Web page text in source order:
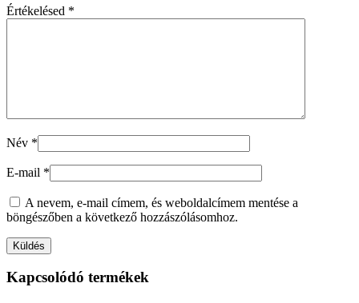
Értékelésed *
Név *
E-mail *
A nevem, e-mail címem, és weboldalcímem mentése a
böngészőben a következő hozzászólásomhoz.
Kapcsolódó termékek